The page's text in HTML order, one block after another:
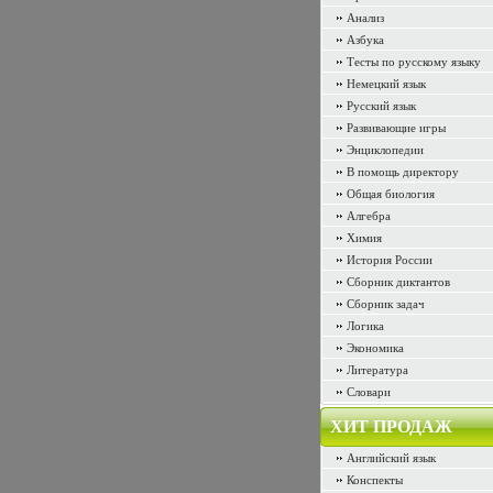
Анализ
Азбука
Тесты по русскому языку
Немецкий язык
Русский язык
Развивающие игры
Энциклопедии
В помощь директору
Общая биология
Алгебра
Химия
История России
Сборник диктантов
Сборник задач
Логика
Экономика
Литература
Словари
ХИТ ПРОДАЖ
Английский язык
Конспекты